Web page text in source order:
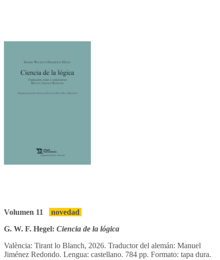
Volumen 11
novedad
G. W. F. Hegel: Ciencia de la lógica
València: Tirant lo Blanch, 2026. Traductor del alemán: Manuel
Jiménez Redondo. Lengua: castellano. 784 pp. Formato: tapa dura.